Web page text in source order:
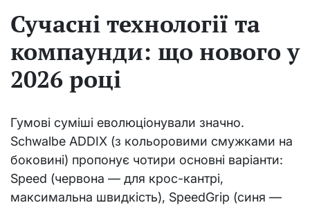
Сучасні технології та
компаунди: що нового у
2026 році
Гумові суміші еволюціонували значно.
Schwalbe ADDIX (з кольоровими смужками на
боковині) пропонує чотири основні варіанти:
Speed (червона — для крос-кантрі,
максимальна швидкість), SpeedGrip (синя —